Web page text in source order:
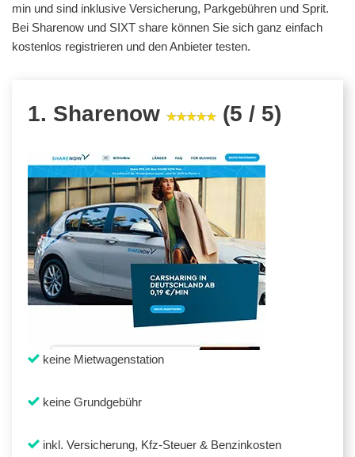
min und sind inklusive Versicherung, Parkgebühren und Sprit.
Bei Sharenow und SIXT share können Sie sich ganz einfach
kostenlos registrieren und den Anbieter testen.
1. Sharenow (5 / 5)
keine Mietwagenstation
keine Grundgebühr
inkl. Versicherung, Kfz-Steuer & Benzinkosten